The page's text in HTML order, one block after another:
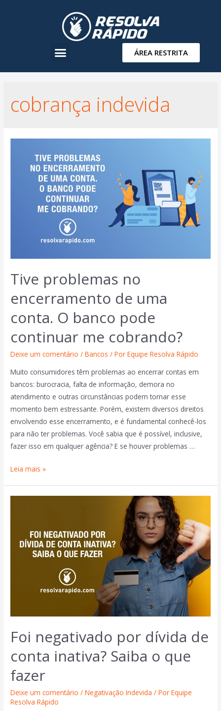
ÁREA RESTRITA
cobrança indevida
Tive problemas no
encerramento de uma
conta. O banco pode
continuar me cobrando?
Deixe um comentário /Bancos / PorEquipe Resolva Rápido
Muito consumidores têm problemas ao encerrar contas em
bancos: burocracia, falta de informação, demora no
atendimento e outras circunstâncias podem tornar esse
momento bem estressante. Porém, existem diversos direitos
envolvendo esse encerramento, e é fundamental conhecê-los
para não ter problemas. Você sabia que é possível, inclusive,
fazer isso em qualquer agência? E se houver problemas …
Leia mais »
Foi negativado por dívida de
conta inativa? Saiba o que
fazer
Deixe um comentário /Negativação Indevida / PorEquipe
Resolva Rápido